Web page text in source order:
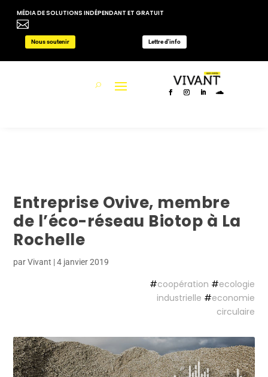
MÉDIA DE SOLUTIONS INDÉPENDANT ET GRATUIT

Nous soutenir Lettre d'info
Entreprise Ovive, membre
de l’éco-réseau Biotop à La
Rochelle
parVivant |4 janvier 2019
#coopération #ecologie
industrielle #economie
circulaire